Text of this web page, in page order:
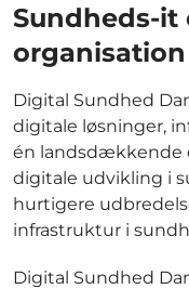
Sundheds-it
organisation
Digital Sundhed
digitale løsninger,
én landsdækkende
digitale udvikling i
hurtigere
infrastruktur i
Digital Sundhed